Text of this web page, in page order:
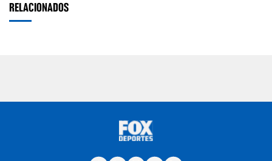
RELACIONADOS